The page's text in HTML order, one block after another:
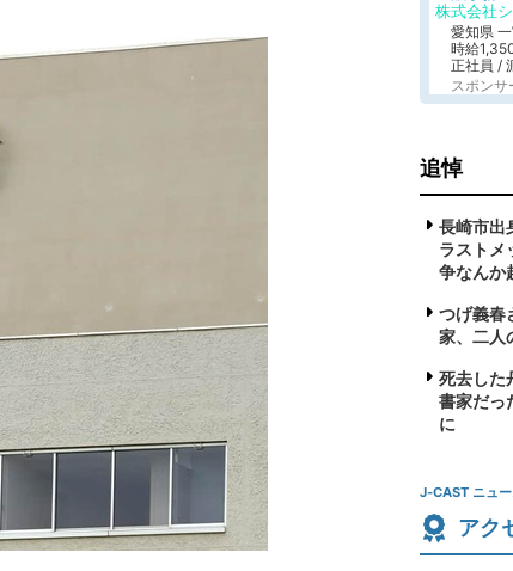
株式会社
愛知県
時給
正社員 /
スポンサ
追悼
長崎市出
ラスト
争なんか
つげ義春
家、二人
死去した
書家だっ
に
J-CAST ニュー
アク